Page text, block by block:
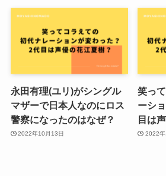
永田有理(ユリ)がシングル
マザーで日本人なのにロス
警察になったのはなぜ？
2022年10月13日
笑っ
ーシ
目は
2022年